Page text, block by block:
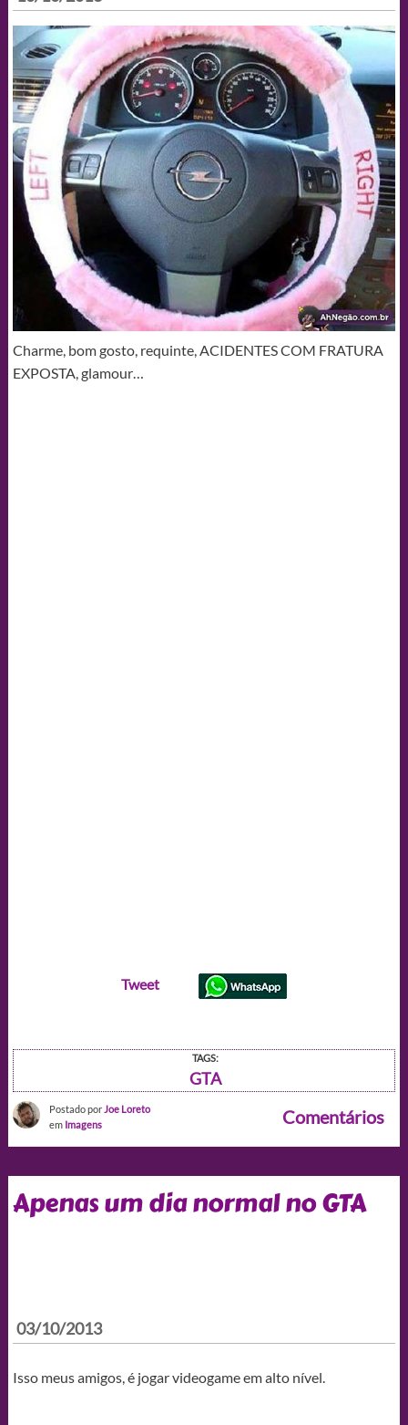
Charme, bom gosto, requinte, ACIDENTES COM FRATURA
EXPOSTA, glamour…
Tweet
TAGS:
GTA
Postado por Joe Loreto
em Imagens Comentários
Apenas um dia normal no GTA
03/10/2013
Isso meus amigos, é jogar videogame em alto nível.